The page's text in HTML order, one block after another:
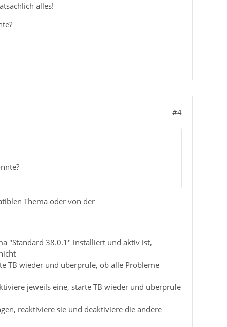
alles!
#4
Thema oder von der
"Standard 38.0.1" installiert und aktiv ist,
TB wieder und überprüfe, ob alle Probleme
jeweils eine, starte TB wieder und überprüfe
reaktiviere sie und deaktiviere die andere